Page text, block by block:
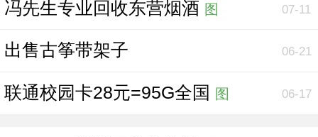
冯先生专业回收东营烟酒 图 07-11
出售古筝带架子 06-21
联通校园卡28元=95G全国 图 06-17